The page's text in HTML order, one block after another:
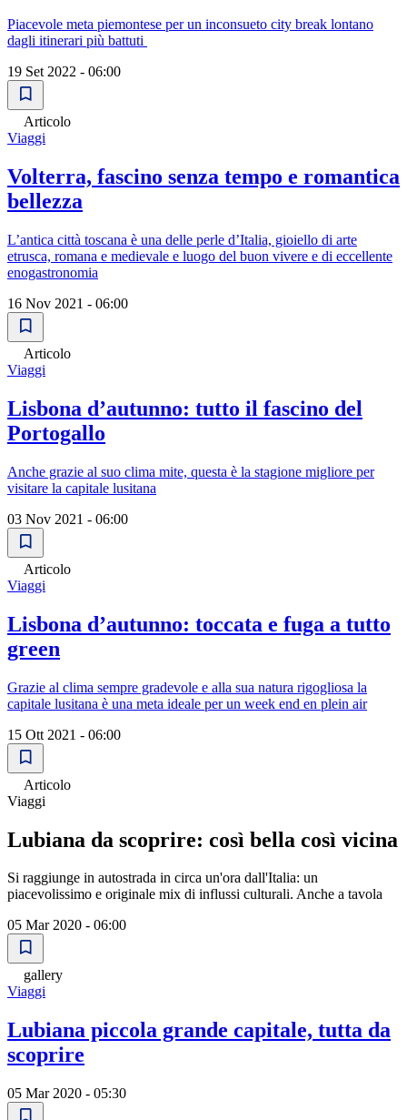
Piacevole meta piemontese per un inconsueto city break lontano
dagli itinerari più battuti
19 Set 2022 - 06:00
Articolo
Viaggi
Volterra, fascino senza tempo e romantica
bellezza
L’antica città toscana è una delle perle d’Italia, gioiello di arte
etrusca, romana e medievale e luogo del buon vivere e di eccellente
enogastronomia
16 Nov 2021 - 06:00
Articolo
Viaggi
Lisbona d’autunno: tutto il fascino del
Portogallo
Anche grazie al suo clima mite, questa è la stagione migliore per
visitare la capitale lusitana
03 Nov 2021 - 06:00
Articolo
Viaggi
Lisbona d’autunno: toccata e fuga a tutto
green
Grazie al clima sempre gradevole e alla sua natura rigogliosa la
capitale lusitana è una meta ideale per un week end en plein air
15 Ott 2021 - 06:00
Articolo
Viaggi
Lubiana da scoprire: così bella così vicina
Si raggiunge in autostrada in circa un'ora dall'Italia: un
piacevolissimo e originale mix di influssi culturali. Anche a tavola
05 Mar 2020 - 06:00
gallery
Viaggi
Lubiana piccola grande capitale, tutta da
scoprire
05 Mar 2020 - 05:30